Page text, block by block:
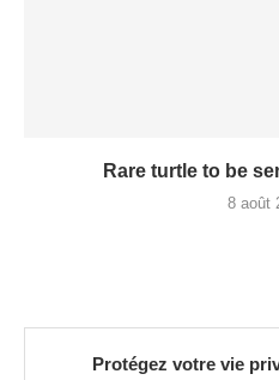
Rare turtle to be
8 août
Protégez votre vie